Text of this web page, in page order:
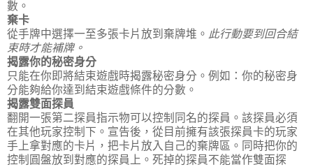
數。
棄卡
從手牌中選擇一至多張卡片放到棄牌堆。 此行動要到回合結
束時才能補牌。
揭露你的秘密身分
只能在你即將結束遊戲時揭露秘密身分。例如：你的秘密身
分能夠給你達到結束遊戲條件的分數。
揭露雙面探員
翻開一張第二探員指示物可以控制同名的探員。該探員必須
在其他玩家控制下。宣告後，從目前擁有該張探員卡的玩家
手上拿對應的卡片，把卡片放入自己的棄牌區。同時把你的
控制圓盤放到對應的探員上。死掉的探員不能當作雙面探